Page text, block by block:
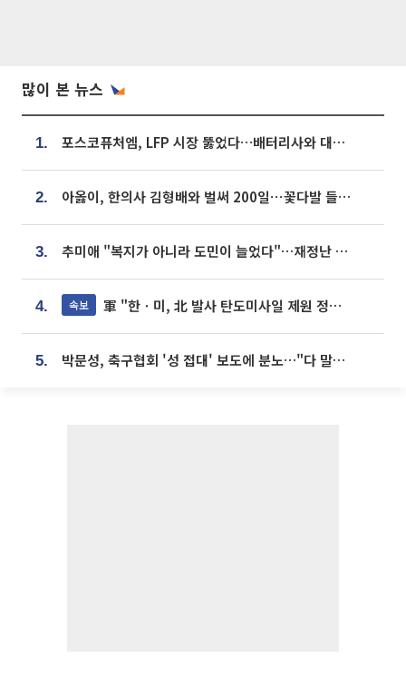
많이 본 뉴스
1. 포스코퓨처엠, LFP 시장 뚫었다…배터리사와 대규모 장기 공급 합의
2. 아옳이, 한의사 김형배와 벌써 200일⋯꽃다발 들고 "프러포즈 아냐"
3. 추미애 "복지가 아니라 도민이 늘었다"…재정난 책임론 정면돌파
4. 속보 軍 "한ㆍ미, 北 발사 탄도미사일 제원 정밀분석 중"
5. 박문성, 축구협회 '성 접대' 보도에 분노…"다 말아먹으려고 작정했나"